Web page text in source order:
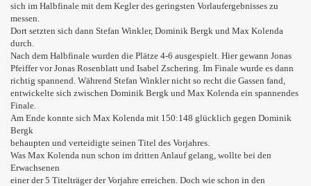
sich im Halbfinale mit dem Kegler des geringsten Vorlaufergebnisses zu
messen.
Dort setzten sich dann Stefan Winkler, Dominik Bergk und Max Kolenda
durch.
Nach dem Halbfinale wurden die Plätze 4-6 ausgespielt. Hier gewann Jonas
Pfeiffer vor Jonas Rosenblatt und Isabel Zschering. Im Finale wurde es dann
richtig spannend. Während Stefan Winkler nicht so recht die Gassen fand,
entwickelte sich zwischen Dominik Bergk und Max Kolenda ein spannendes
Finale.
Am Ende konnte sich Max Kolenda mit 150:148 glücklich gegen Dominik
Bergk
behaupten und verteidigte seinen Titel des Vorjahres.
Was Max Kolenda nun schon im dritten Anlauf gelang, wollte bei den
Erwachsenen
einer der 5 Titelträger der Vorjahre erreichen. Doch wie schon in den